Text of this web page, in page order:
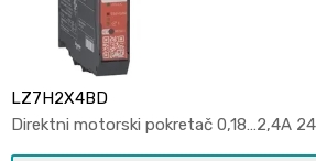
LZ7H2X4BD
Direktni motorski pokretač 0,18…2,4A